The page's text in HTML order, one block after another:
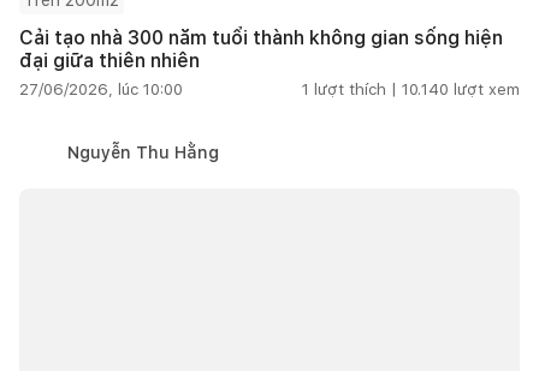
Cải tạo nhà 300 năm tuổi thành không gian sống hiện
đại giữa thiên nhiên
27/06/2026, lúc 10:00 1 lượt thích | 10.140 lượt xem
Nguyễn Thu Hằng